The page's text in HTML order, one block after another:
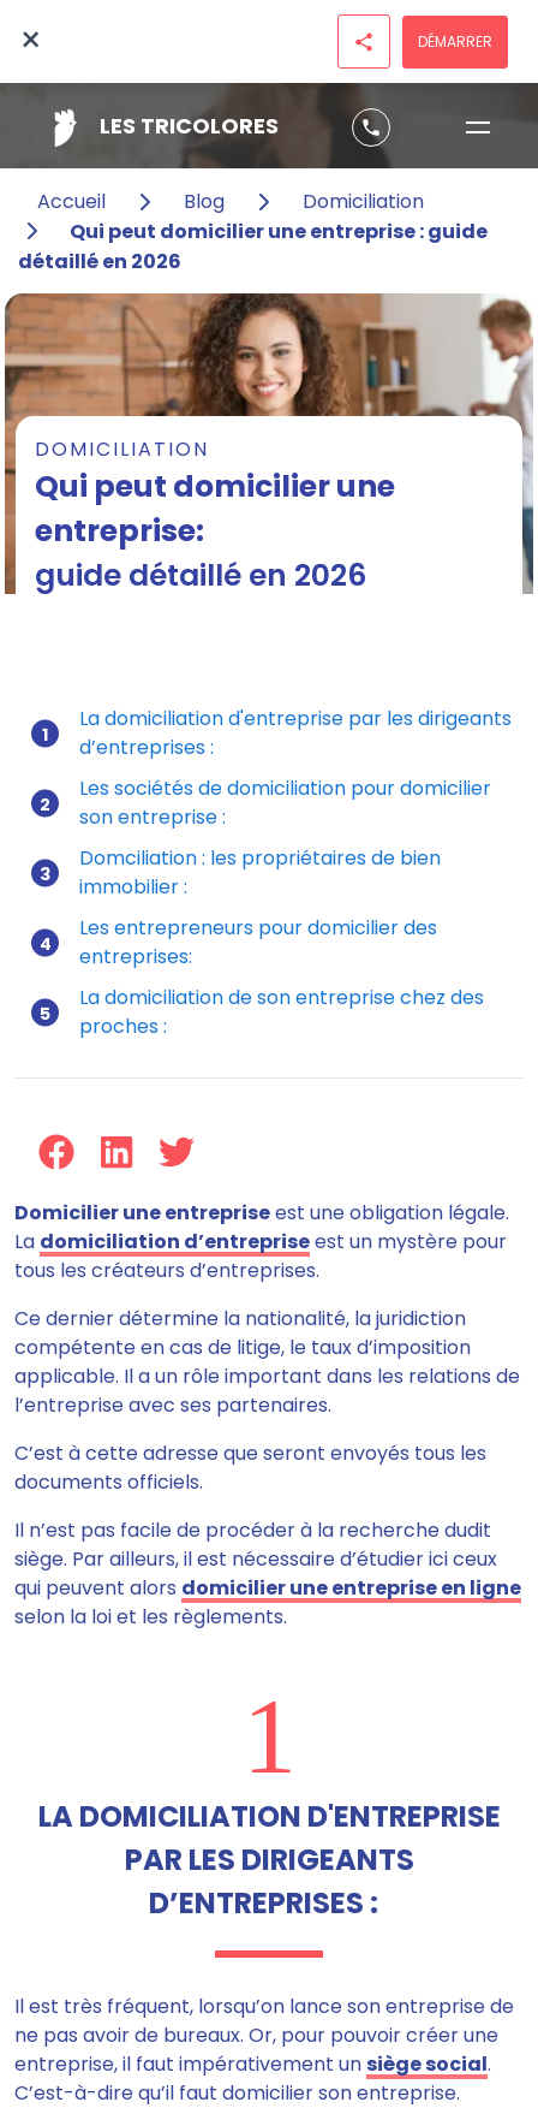
LES TRICOLORES phone
× share DÉMARRER
Accueil Blog
Domiciliation
Qui peut domicilier une entreprise : guide
détaillé en 2026
DOMICILIATION
Qui peut domicilier une
entreprise:
guide détaillé en 2026
Mis à jour le 15/07/2026
La domiciliation d'entreprise par les dirigeants
d’entreprises :
Les sociétés de domiciliation pour domicilier
son entreprise :
Domciliation : les propriétaires de bien
immobilier :
Les entrepreneurs pour domicilier des
entreprises:
La domiciliation de son entreprise chez des
proches :
Domicilier une entrepriseest une obligation légale.
La domiciliation d’entrepriseest un mystère pour
tous les créateurs d’entreprises.
Ce dernier détermine la nationalité, la juridiction
compétente en cas de litige, le taux d’imposition
applicable. Il a un rôle important dans les relations de
l’entreprise avec ses partenaires.
C’est à cette adresse que seront envoyés tous les
documents officiels.
Il n’est pas facile de procéder à la recherche dudit
siège. Par ailleurs, il est nécessaire d’étudier ici ceux
qui peuvent alors domicilier une entreprise en ligne
selon la loi et les règlements.
1
LA DOMICILIATION D'ENTREPRISE
PAR LES DIRIGEANTS
D’ENTREPRISES :
Il est très fréquent, lorsqu’on lance son entreprise de
ne pas avoir de bureaux. Or, pour pouvoir créer une
entreprise, il faut impérativement un siège social.
C’est-à-dire qu’il faut domicilier son entreprise.